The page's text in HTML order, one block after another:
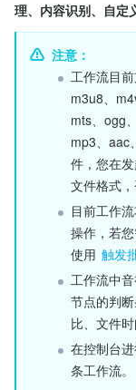
理、内容识别、自定
注意：
工作流目
m3u8、
mts、ogg
mp3、aac
件，您在
文件格式
目前工作
操作，若
使用 触发
工作流中
节点的判
比、文件时
在控制台
条工作流。